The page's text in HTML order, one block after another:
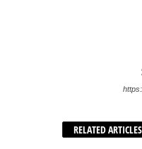
RELATED ARTICLES